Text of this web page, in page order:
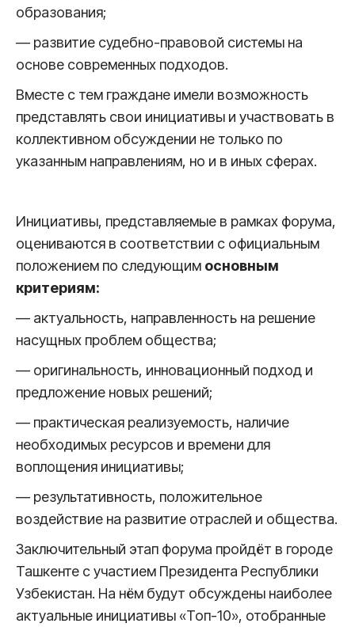
образования;
— развитие судебно-правовой системы на
основе современных подходов.
Вместе с тем граждане имели возможность
представлять свои инициативы и участвовать в
коллективном обсуждении не только по
указанным направлениям, но и в иных сферах.
Инициативы, представляемые в рамках форума,
оцениваются в соответствии с официальным
положением по следующим основным
критериям:
— актуальность, направленность на решение
насущных проблем общества;
— оригинальность, инновационный подход и
предложение новых решений;
— практическая реализуемость, наличие
необходимых ресурсов и времени для
воплощения инициативы;
— результативность, положительное
воздействие на развитие отраслей и общества.
Заключительный этап форума пройдёт в городе
Ташкенте с участием Президента Республики
Узбекистан. На нём будут обсуждены наиболее
актуальные инициативы «Топ-10», отобранные